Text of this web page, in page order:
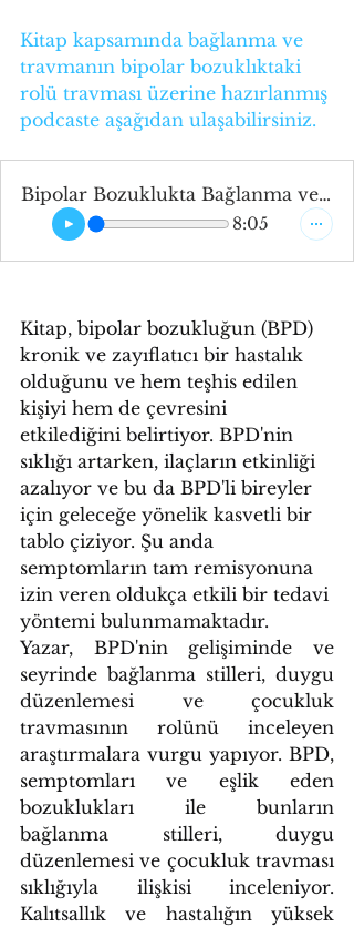
Kitap kapsamında bağlanma ve
travmanın bipolar bozuklıktaki
rolü travması üzerine hazırlanmış
podcaste aşağıdan ulaşabilirsiniz.
Bipolar Bozuklukta Bağlanma ve Travmanın Rolü
8:05
Kitap, bipolar bozukluğun (BPD)
kronik ve zayıflatıcı bir hastalık
olduğunu ve hem teşhis edilen
kişiyi hem de çevresini
etkilediğini belirtiyor. BPD'nin
sıklığı artarken, ilaçların etkinliği
azalıyor ve bu da BPD'li bireyler
için geleceğe yönelik kasvetli bir
tablo çiziyor. Şu anda
semptomların tam remisyonuna
izin veren oldukça etkili bir tedavi
yöntemi bulunmamaktadır.
Yazar, BPD'nin gelişiminde ve
seyrinde bağlanma stilleri, duygu
düzenlemesi ve çocukluk
travmasının rolünü inceleyen
araştırmalara vurgu yapıyor. BPD,
semptomları ve eşlik eden
bozuklukları ile bunların
bağlanma stilleri, duygu
düzenlemesi ve çocukluk travması
sıklığıyla ilişkisi inceleniyor.
Kalıtsallık ve hastalığın yüksek